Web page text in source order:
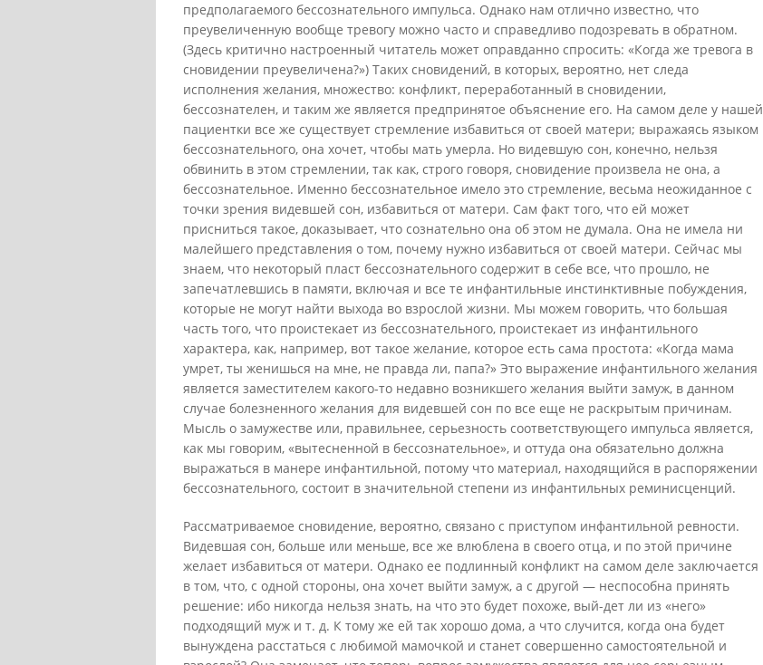
предполагаемого бессознательного импульса. Однако нам отлично известно, что
преувеличенную вообще тревогу можно часто и справедливо подозревать в обратном.
(Здесь критично настроенный читатель может оправданно спросить: «Когда же тревога в
сновидении преувеличена?») Таких сновидений, в которых, вероятно, нет следа
исполнения желания, множество: конфликт, переработанный в сновидении,
бессознателен, и таким же является предпринятое объяснение его. На самом деле у нашей
пациентки все же существует стремление избавиться от своей матери; выражаясь языком
бессознательного, она хочет, чтобы мать умерла. Но видевшую сон, конечно, нельзя
обвинить в этом стремлении, так как, строго говоря, сновидение произвела не она, а
бессознательное. Именно бессознательное имело это стремление, весьма неожиданное с
точки зрения видевшей сон, избавиться от матери. Сам факт того, что ей может
присниться такое, доказывает, что сознательно она об этом не думала. Она не имела ни
малейшего представления о том, почему нужно избавиться от своей матери. Сейчас мы
знаем, что некоторый пласт бессознательного содержит в себе все, что прошло, не
запечатлевшись в памяти, включая и все те инфантильные инстинктивные побуждения,
которые не могут найти выхода во взрослой жизни. Мы можем говорить, что большая
часть того, что проистекает из бессознательного, проистекает из инфантильного
характера, как, например, вот такое желание, которое есть сама простота: «Когда мама
умрет, ты женишься на мне, не правда ли, папа?» Это выражение инфантильного желания
является заместителем какого-то недавно возникшего желания выйти замуж, в данном
случае болезненного желания для видевшей сон по все еще не раскрытым причинам.
Мысль о замужестве или, правильнее, серьезность соответствующего импульса является,
как мы говорим, «вытесненной в бессознательное», и оттуда она обязательно должна
выражаться в манере инфантильной, потому что материал, находящийся в распоряжении
бессознательного, состоит в значительной степени из инфантильных реминисценций.
Рассматриваемое сновидение, вероятно, связано с приступом инфантильной ревности.
Видевшая сон, больше или меньше, все же влюблена в своего отца, и по этой причине
желает избавиться от матери. Однако ее подлинный конфликт на самом деле заключается
в том, что, с одной стороны, она хочет выйти замуж, а с другой — неспособна принять
решение: ибо никогда нельзя знать, на что это будет похоже, вый-дет ли из «него»
подходящий муж и т. д. К тому же ей так хорошо дома, а что случится, когда она будет
вынуждена расстаться с любимой мамочкой и станет совершенно самостоятельной и